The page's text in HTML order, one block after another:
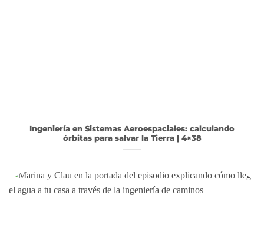
Ingeniería en Sistemas Aeroespaciales: calculando
órbitas para salvar la Tierra | 4×38